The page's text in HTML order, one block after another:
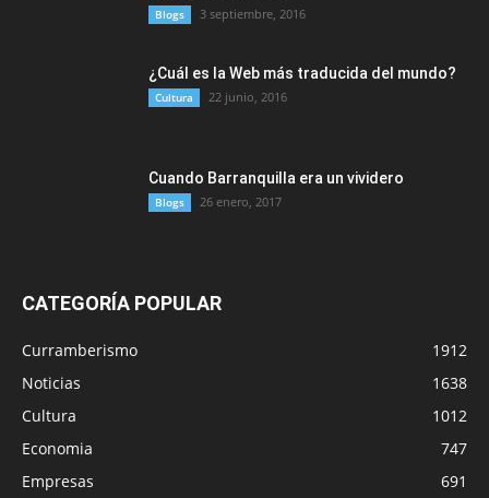
Blogs 3 septiembre, 2016
¿Cuál es la Web más traducida del mundo?
Cultura 22 junio, 2016
Cuando Barranquilla era un vividero
Blogs 26 enero, 2017
CATEGORÍA POPULAR
Curramberismo
1912
Noticias
1638
Cultura
1012
Economia
747
Empresas
691